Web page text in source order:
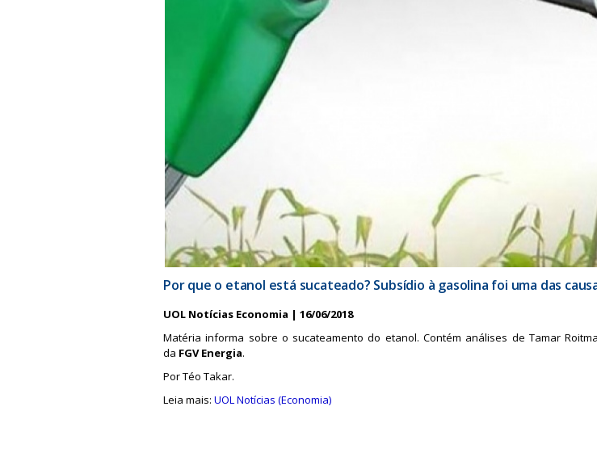
Por que o etanol está sucateado? Subsídio à gasolina foi uma das
UOL Notícias Economia | 16/06/2018
Matéria informa sobre o sucateamento do etanol. Contém análises de Tamar
da FGV Energia.
Por Téo Takar.
Leia mais: UOL Notícias (Economia)